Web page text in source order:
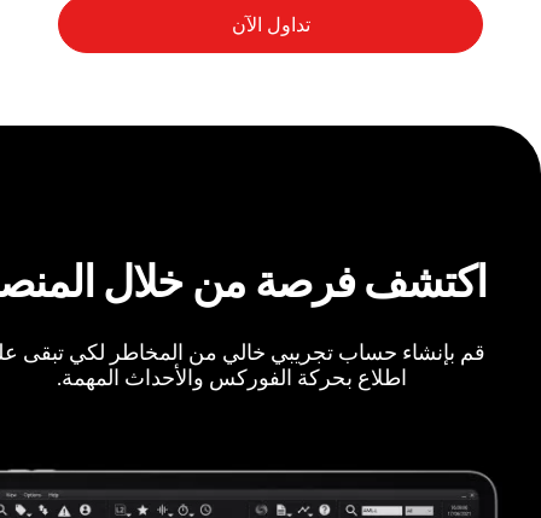
اكتشف فرصة من خلال
قم بإنشاء حساب تجريبي خالي من المخاطر لكي تبقى
اطلاع بحركة الفوركس والأحداث المهمة.